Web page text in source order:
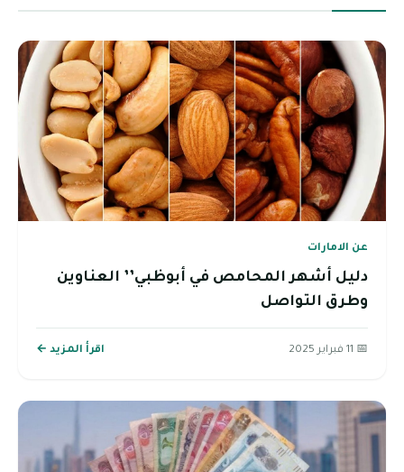
عن الامارات
دليل أشهر المحامص في أبوظبي’’ العناوين
وطرق التواصل
📅 11 فبراير 2025 اقرأ المزيد ←